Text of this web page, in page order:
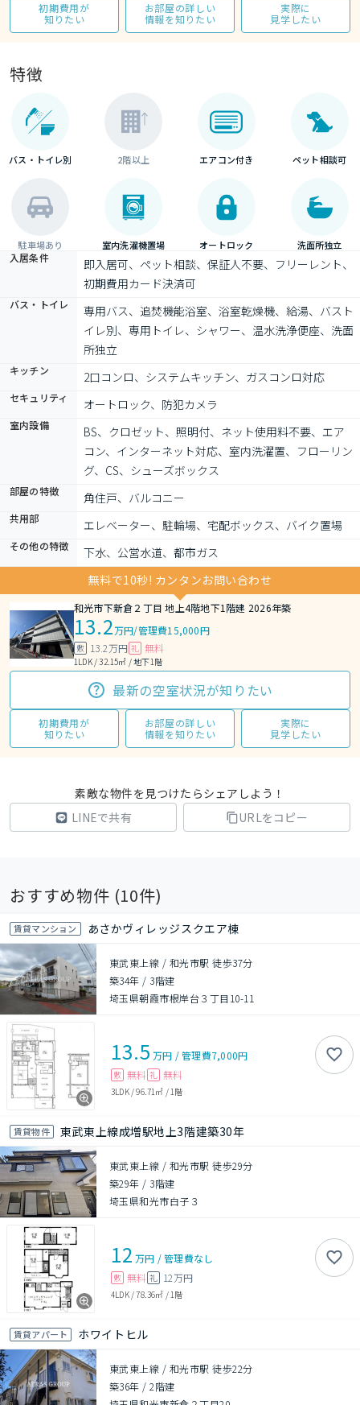
初期費用が
知りたい
お部屋の詳しい
情報を知りたい
実際に
見学したい
特徴
バス・トイレ別 2階以上 エアコン付き ペット相談可
駐車場あり 室内洗濯機置場 オートロック 洗面所独立
入居条件
即入居可、ペット相談、保証人不要、フリーレント、
初期費用カード決済可
バス・トイレ
専用バス、追焚機能浴室、浴室乾燥機、給湯、バスト
イレ別、専用トイレ、シャワー、温水洗浄便座、洗面
所独立
キッチン 2口コンロ、システムキッチン、ガスコンロ対応
セキュリティ オートロック、防犯カメラ
室内設備
BS、クロゼット、照明付、ネット使用料不要、エア
コン、インターネット対応、室内洗濯置、フローリン
グ、CS、シューズボックス
部屋の特徴 角住戸、バルコニー
共用部 エレベーター、駐輪場、宅配ボックス、バイク置場
その他の特徴
下水、公営水道、都市ガス
無料で10秒! カンタンお問い合わせ
和光市下新倉２丁目 地上4階地下1階建 2026年築
13.2万円/管理費15,000円
敷 13.2万円 礼 無料
1LDK / 32.15㎡ / 地下1階
最新の空室状況が知りたい
初期費用が
知りたい
お部屋の詳しい
情報を知りたい
実際に
見学したい
素敵な物件を見つけたらシェアしよう！
LINEで共有
URLをコピー
おすすめ物件 (10件)
賃貸マンション あさかヴィレッジスクエア棟
東武東上線 / 和光市駅 徒歩37分
築34年 / 3階建
埼玉県朝霞市根岸台３丁目10-11
13.5 万円 /管理費7,000円
敷 無料 礼 無料
3LDK/96.71㎡ / 1階
賃貸物件 東武東上線成増駅地上3階建築30年
東武東上線 / 和光市駅 徒歩29分
築29年 / 3階建
埼玉県和光市白子３
12 万円 /管理費なし
敷 無料 礼 12万円
4LDK/78.36㎡ / 1階
賃貸アパート ホワイトヒル
東武東上線 / 和光市駅 徒歩22分
築36年 /2階建